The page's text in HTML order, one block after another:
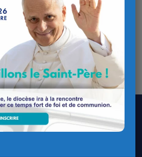
Quimper et Léon
le Diocèse